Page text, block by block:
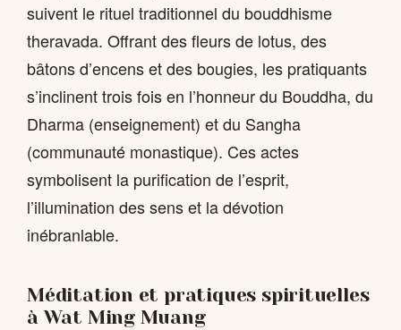
suivent le rituel traditionnel du bouddhisme
theravada. Offrant des fleurs de lotus, des
bâtons d’encens et des bougies, les pratiquants
s’inclinent trois fois en l’honneur du Bouddha, du
Dharma (enseignement) et du Sangha
(communauté monastique). Ces actes
symbolisent la purification de l’esprit,
l’illumination des sens et la dévotion
inébranlable.
Méditation et pratiques spirituelles
à Wat Ming Muang